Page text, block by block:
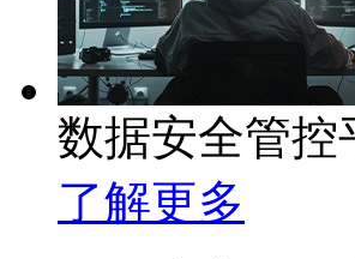
数据安全管控
了解更多